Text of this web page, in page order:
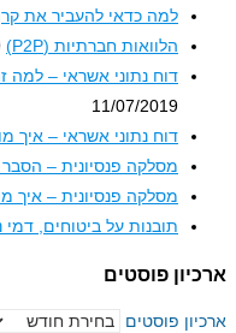
למה כדאי להעביר את קרן
הלוואות חברתיות (P2P)
דוח נתוני אשראי – למה זה
11/07/2019
דוח נתוני אשראי – איך
מסלקה פנסיונית – הסבר על
מסלקה פנסיונית – איך
תובנות על ביטוחים, דמי ניהול
פוסטים
פוסטים